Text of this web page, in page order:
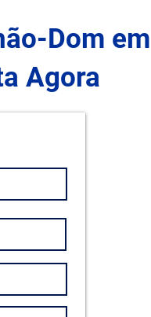
Dom em
Agora